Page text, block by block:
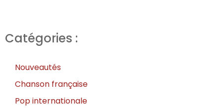
Catégories :
Nouveautés
Chanson française
Pop internationale